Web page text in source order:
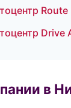
Drive
в